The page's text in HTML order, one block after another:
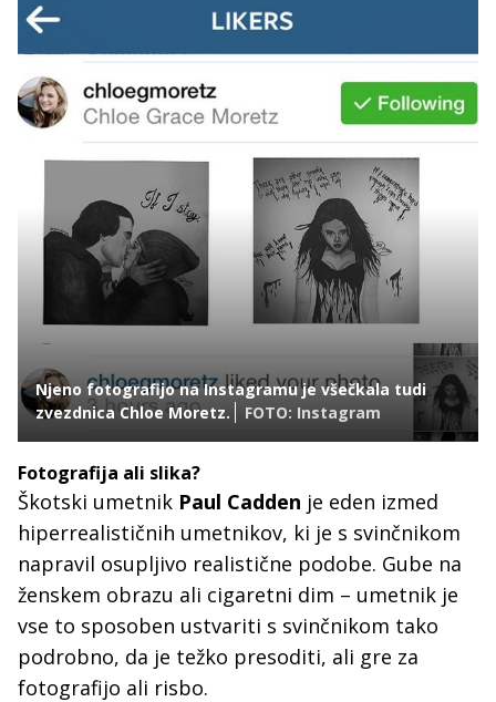
Njeno fotografijo na Instagramu je všečkala tudi
zvezdnica Chloe Moretz.
FOTO: Instagram
Fotografija ali slika?
Škotski umetnik Paul Cadden je eden izmed
hiperrealističnih umetnikov, ki je s svinčnikom
napravil osupljivo realistične podobe. Gube na
ženskem obrazu ali cigaretni dim – umetnik je
vse to sposoben ustvariti s svinčnikom tako
podrobno, da je težko presoditi, ali gre za
fotografijo ali risbo.